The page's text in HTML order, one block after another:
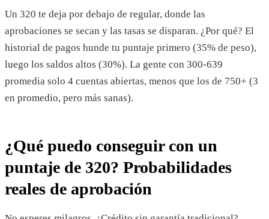
Un 320 te deja por debajo de regular, donde las
aprobaciones se secan y las tasas se disparan. ¿Por qué? El
historial de pagos hunde tu puntaje primero (35% de peso),
luego los saldos altos (30%). La gente con 300-639
promedia solo 4 cuentas abiertas, menos que los de 750+ (3
en promedio, pero más sanas).
¿Qué puedo conseguir con un
puntaje de 320? Probabilidades
reales de aprobación